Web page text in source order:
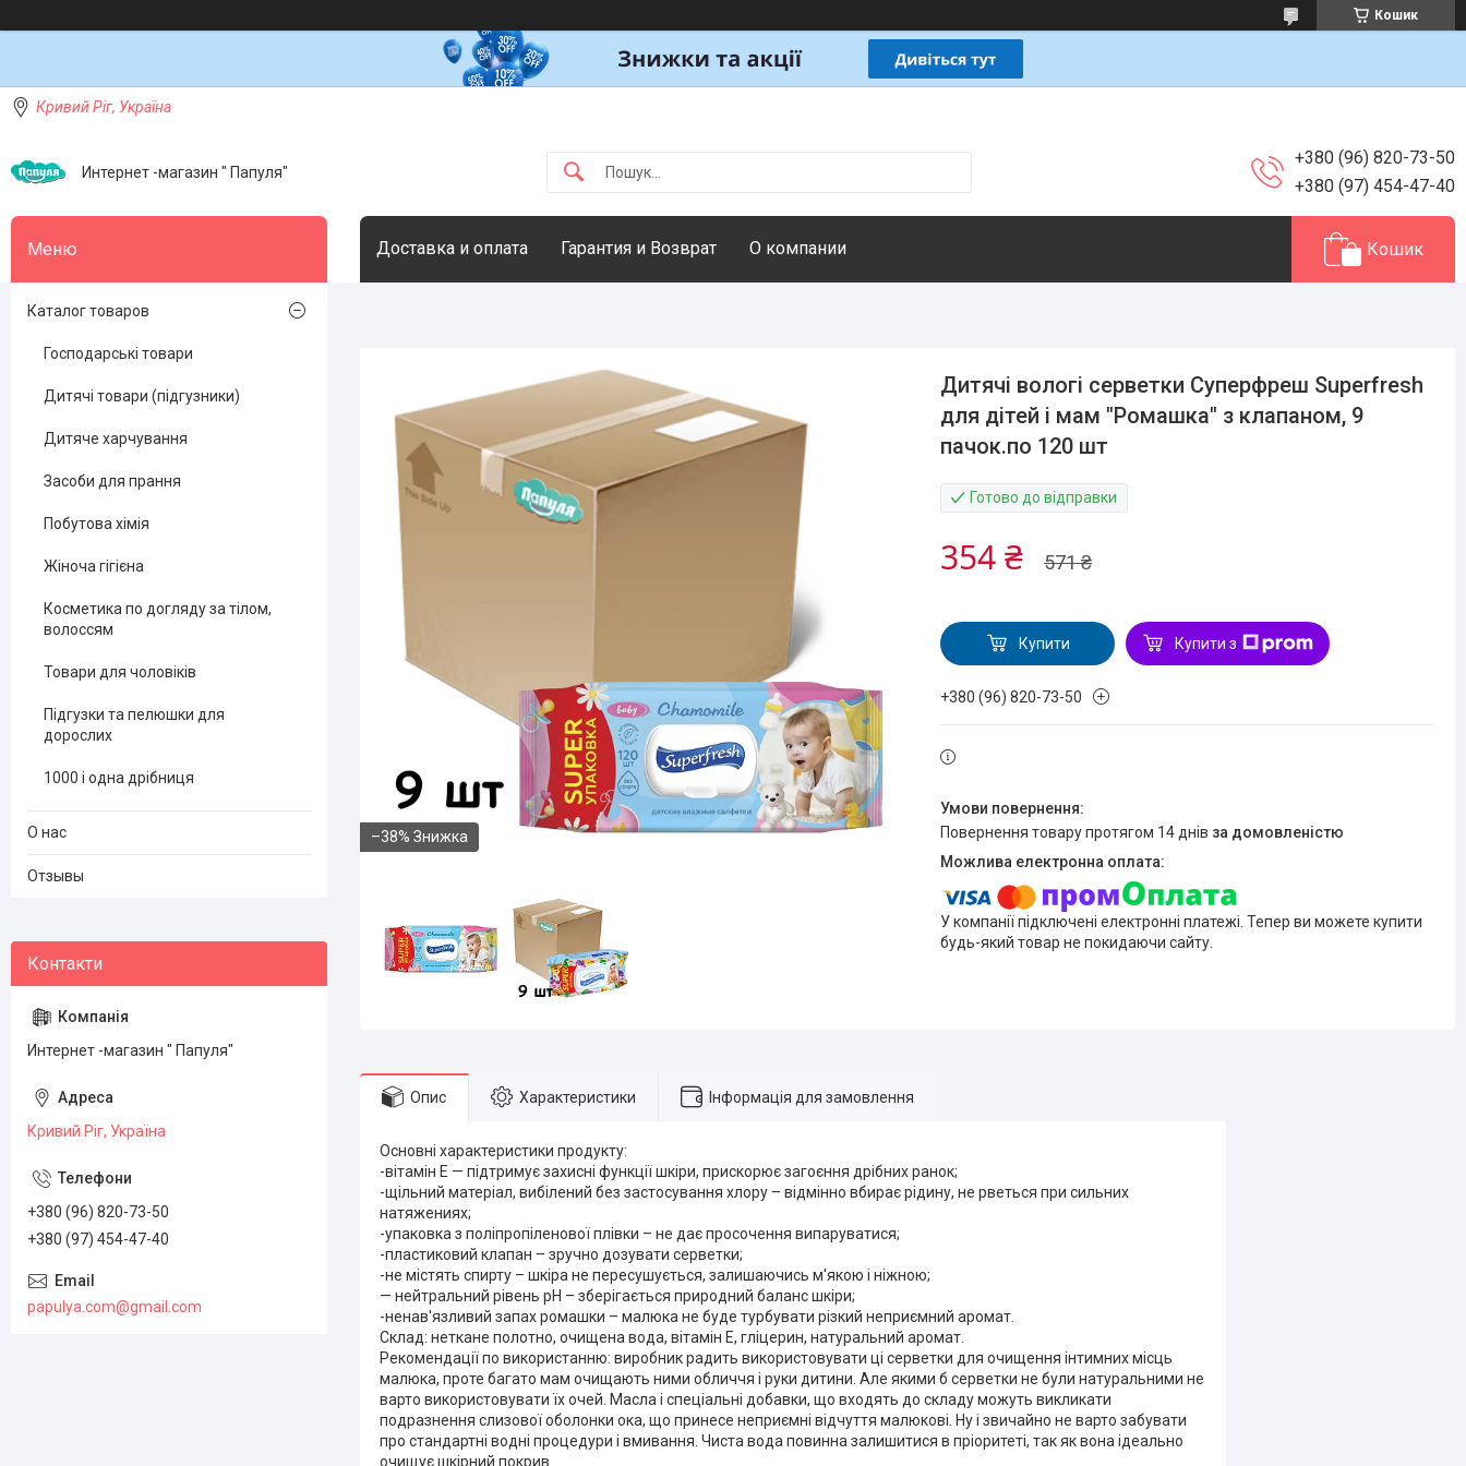
Кошик
Кривий Ріг, Україна
Интернет -магазин " Папуля"
+380 (96) 820-73-50
+380 (97) 454-47-40
Доставка и оплата Гарантия и Возврат О компании Кошик
–38%
Дитячі вологі серветки Суперфреш Superfresh
для дітей і мам "Ромашка" з клапаном, 9
пачок.по 120 шт
Готово до відправки
571 ₴
354 ₴
Купити Купити з
+380 (96) 820-73-50
повернення товару протягом 14 днів за домовленістю
У компанії підключені електронні платежі. Тепер ви можете купити
будь-який товар не покидаючи сайту.
Опис Характеристики Інформація для замовлення
Основні характеристики продукту:
-вітамін Е — підтримує захисні функції шкіри, прискорює загоєння дрібних ранок;
-щільний матеріал, вибілений без застосування хлору – відмінно вбирає рідину, не рветься при сильних
натяжениях;
-упаковка з поліпропіленової плівки – не дає просочення випаруватися;
-пластиковий клапан – зручно дозувати серветки;
-не містять спирту – шкіра не пересушується, залишаючись м'якою і ніжною;
— нейтральний рівень рН – зберігається природний баланс шкіри;
-ненав'язливий запах ромашки – малюка не буде турбувати різкий неприємний аромат.
Склад: неткане полотно, очищена вода, вітамін Е, гліцерин, натуральний аромат.
Рекомендації по використанню: виробник радить використовувати ці серветки для очищення інтимних місць
малюка, проте багато мам очищають ними обличчя і руки дитини. Але якими б серветки не були натуральними не
варто використовувати їх очей. Масла і спеціальні добавки, що входять до складу можуть викликати
подразнення слизової оболонки ока, що принесе неприємні відчуття малюкові. Ну і звичайно не варто забувати
про стандартні водні процедури і вмивання. Чиста вода повинна залишитися в пріоритеті, так як вона ідеально
очищує шкірний покрив.
Каталог товаров
Господарські товари
Дитячі товари (підгузники)
Дитяче харчування
Засоби для прання
Побутова хімія
Жіноча гігієна
Косметика по догляду за тілом,
волоссям
Товари для чоловіків
Підгузки та пелюшки для
дорослих
1000 і одна дрібниця
О нас
Отзывы
Интернет -магазин " Папуля"
Кривий Ріг, Україна
+380 (96) 820-73-50
+380 (97) 454-47-40
papulya.com@gmail.com